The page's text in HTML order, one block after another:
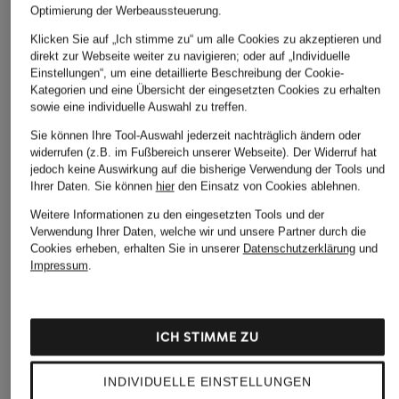
lilienfels
CHF 70
DRYKORN
CHF 65
CHF 55
ÄHNLICHE ARTIKEL ENTDECKEN
Optimierung der Werbeaussteuerung.
Klicken Sie auf „Ich stimme zu“ um alle Cookies zu akzeptieren und
direkt zur Webseite weiter zu navigieren; oder auf „Individuelle
Einstellungen“, um eine detaillierte Beschreibung der Cookie-
Kategorien und eine Übersicht der eingesetzten Cookies zu erhalten
sowie eine individuelle Auswahl zu treffen.
Sie können Ihre Tool-Auswahl jederzeit nachträglich ändern oder
widerrufen (z.B. im Fußbereich unserer Webseite). Der Widerruf hat
jedoch keine Auswirkung auf die bisherige Verwendung der Tools und
Ihrer Daten. Sie können hierden Einsatz von Cookies ablehnen.
Weitere Informationen zu den eingesetzten Tools und der
Verwendung Ihrer Daten, welche wir und unsere Partner durch die
Cookies erheben, erhalten Sie in unserer Datenschutzerklärungund
Impressum.
INDIVIDUELLE EINSTELLUNGEN
ICH STIMME ZU